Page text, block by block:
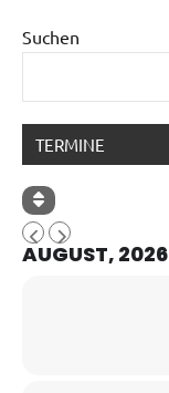
Suchen
TERMINE
AUGUST, 2026